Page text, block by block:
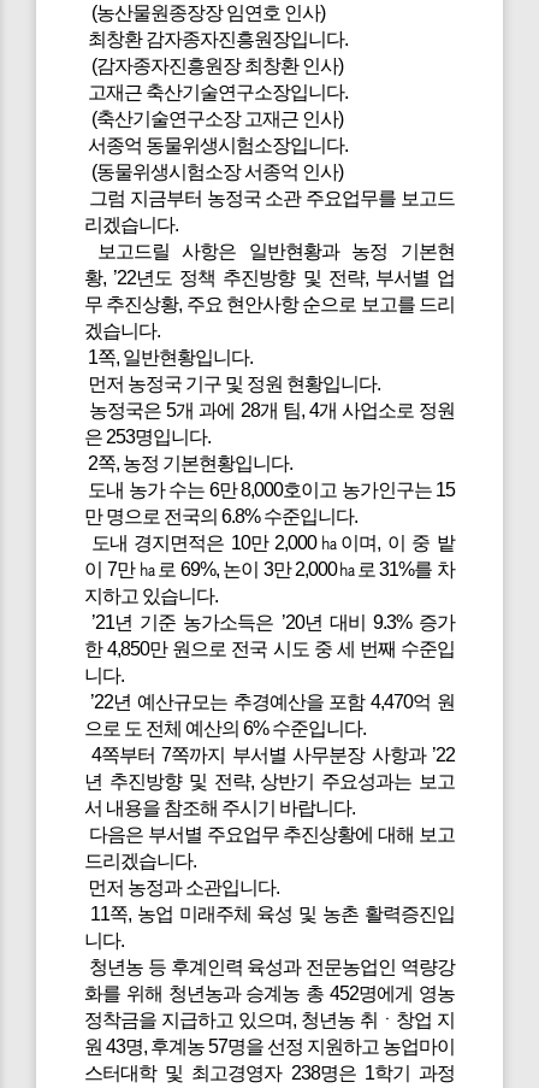
(농산물원종장장 임연호 인사)
최창환 감자종자진흥원장입니다.
(감자종자진흥원장 최창환 인사)
고재근 축산기술연구소장입니다.
(축산기술연구소장 고재근 인사)
서종억 동물위생시험소장입니다.
(동물위생시험소장 서종억 인사)
그럼 지금부터 농정국 소관 주요업무를 보고드
리겠습니다.
보고드릴 사항은 일반현황과 농정 기본현
황, ’22년도 정책 추진방향 및 전략, 부서별 업
무 추진상황, 주요 현안사항 순으로 보고를 드리
겠습니다.
1쪽, 일반현황입니다.
먼저 농정국 기구 및 정원 현황입니다.
농정국은 5개 과에 28개 팀, 4개 사업소로 정원
은 253명입니다.
2쪽, 농정 기본현황입니다.
도내 농가 수는 6만 8,000호이고 농가인구는 15
만 명으로 전국의 6.8% 수준입니다.
도내 경지면적은 10만 2,000㏊이며, 이 중 밭
이 7만 ㏊로 69%, 논이 3만 2,000㏊로 31%를 차
지하고 있습니다.
’21년 기준 농가소득은 ’20년 대비 9.3% 증가
한 4,850만 원으로 전국 시도 중 세 번째 수준입
니다.
’22년 예산규모는 추경예산을 포함 4,470억 원
으로 도 전체 예산의 6% 수준입니다.
4쪽부터 7쪽까지 부서별 사무분장 사항과 ’22
년 추진방향 및 전략, 상반기 주요성과는 보고
서 내용을 참조해 주시기 바랍니다.
다음은 부서별 주요업무 추진상황에 대해 보고
드리겠습니다.
먼저 농정과 소관입니다.
11쪽, 농업 미래주체 육성 및 농촌 활력증진입
니다.
청년농 등 후계인력 육성과 전문농업인 역량강
화를 위해 청년농과 승계농 총 452명에게 영농
정착금을 지급하고 있으며, 청년농 취ㆍ창업 지
원 43명, 후계농 57명을 선정 지원하고 농업마이
스터대학 및 최고경영자 238명은 1학기 과정